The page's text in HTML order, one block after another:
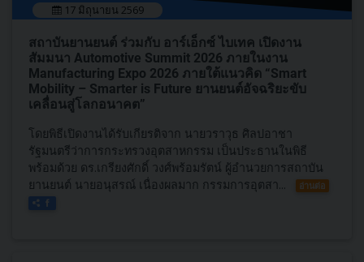
17 มิถุนายน 2569
สถาบันยานยนต์ ร่วมกับ อาร์เอ็กซ์ ไบเทค เปิดงาน
สัมมนา Automotive Summit 2026 ภายในงาน
Manufacturing Expo 2026 ภายใต้แนวคิด “Smart
Mobility – Smarter is Future ยานยนต์อัจฉริยะขับ
เคลื่อนสู่โลกอนาคต”
โดยพิธีเปิดงานได้รับเกียรติจาก นายวราวุธ ศิลปอาชา
รัฐมนตรีว่าการกระทรวงอุตสาหกรรม เป็นประธานในพิธี
พร้อมด้วย ดร.เกรียงศักดิ์ วงศ์พร้อมรัตน์ ผู้อำนวยการสถาบัน
ยานยนต์ นายอนุสรณ์ เนื่องผลมาก กรรมการอุตสา...
อ่านต่อ